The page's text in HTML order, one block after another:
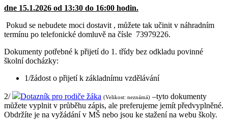
dne 15.1.2026 od 13:30 do 16:00 hodin.
Pokud se nebudete moci dostavit , můžete tak učinit v náhradním
termínu po telefonické domluvě na čísle 73979226.
Dokumenty potřebné k přijetí do 1. třídy bez odkladu povinné
školní docházky:
1/žádost o přijetí k základnímu vzdělávání
2/ Dotazník pro rodiče žáka (Velikost: neznámá) –tyto dokumenty
můžete vyplnit v průběhu zápis, ale preferujeme jemít předvyplněné.
Obdržíte je na vyžádání v MŠ nebo jsou ke stažení na webu školy.